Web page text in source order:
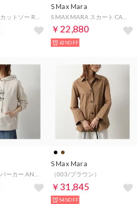
S Max Mara
￥22,880
62%OFF
S MAX MARA パーカー ANDREA プルオーバー （001/ベージュ）
S Max Mara
（003/ブラウン）
￥31,845
54%OFF